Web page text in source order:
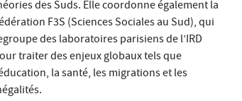
des Suds. Elle coordonne également la
F3S (Sciences Sociales au Sud), qui
des laboratoires parisiens de l’IRD
traiter des enjeux globaux tels que
la santé, les migrations et les